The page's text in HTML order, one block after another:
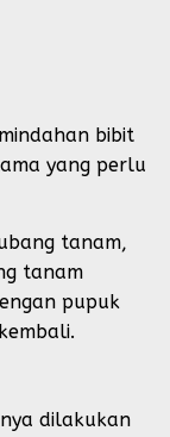
bibit
yang perlu
tanam,
tanam
pupuk
dilakukan